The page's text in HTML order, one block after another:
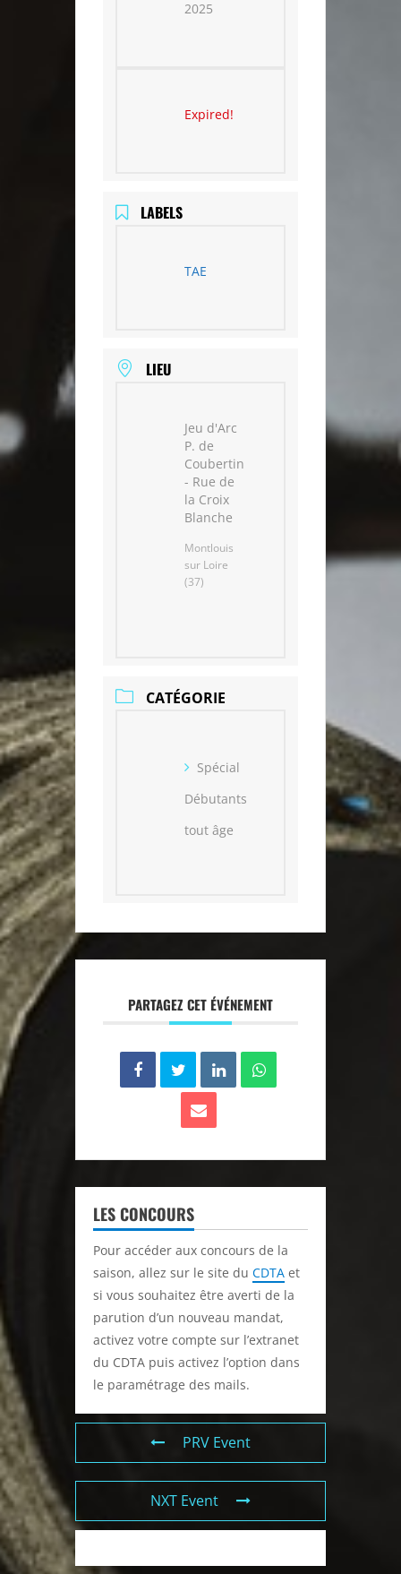
2025
Expired!
LABELS
TAE
LIEU
Jeu d'Arc
P. de
Coubertin
- Rue de
la Croix
Blanche
Montlouis
sur Loire
(37)
CATÉGORIE
Spécial
Débutants
tout âge
PARTAGEZ CET ÉVÉNEMENT
LES CONCOURS
Pour accéder aux concours de la
saison, allez sur le site du CDTA et
si vous souhaitez être averti de la
parution d’un nouveau mandat,
activez votre compte sur l’extranet
du CDTA puis activez l’option dans
le paramétrage des mails.
PRV Event
NXT Event